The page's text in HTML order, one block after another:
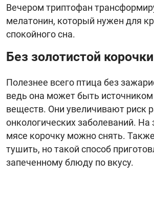
Вечером триптофан
мелатонин, который нужен для
спокойного сна.
Без золотистой корочки
Полезнее всего птица без
ведь она может быть
веществ. Они увеличивают риск
онкологических заболеваний. На
мясе корочку можно снять.
тушить, но такой способ
запеченному блюду по вкусу.